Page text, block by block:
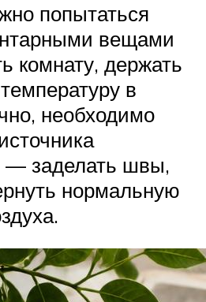
попытаться
вещами
комнату, держать
в
необходимо
— заделать швы,
нормальную